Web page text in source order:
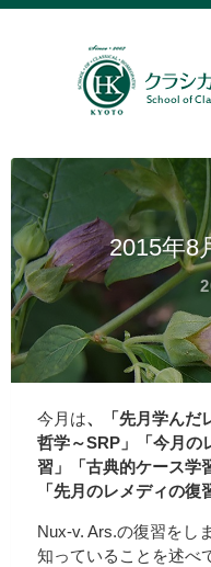
2015年8
今月は、「先月学んだ
哲学～SRP」「今月の
習」「古典的ケース学
「先月のレメディの復
Nux-v. Ars.の復習をし
知っていることを述べ